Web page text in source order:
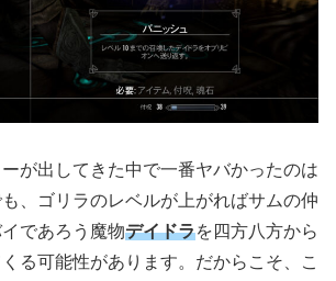
が出してきた中で一番ヤバかったのは
、ゴリラのレベルが上がればサムの仲
であろう魔物デイドラを四方八方から
る可能性があります。だからこそ、こ